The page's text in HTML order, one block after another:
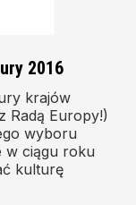
2016
krajów
Radą Europy!)
wyboru
w ciągu roku
kulturę